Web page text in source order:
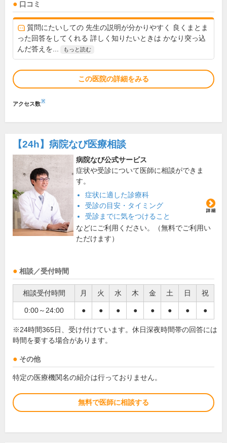
口コミ
質問にたいしての 先生の説明が分かりやすく 良くまとま
った回答をしてくれる 詳しく知りたいときは かなり突っ込
んだ答えを...
もっと読む
この医院の詳細をみる
アクセス数※
【24h】 病院なび医療相談
病院なび公式サービス
症状や受診について医師に相談ができま
す。
症状に適した診療科
受診の目安・タイミング
受診までに気をつけること
などにご利用ください。（無料でご利用い
ただけます）
相談／受付時間
相談受付時間 月 火 水 木 金 土 日 祝
0:00～24:00 ● ● ● ● ● ● ● ●
※24時間365日、受け付けています。休日深夜時間帯の回答には
時間を要する場合があります。
その他
特定の医療機関名の紹介は行っておりません。
無料で医師に相談する